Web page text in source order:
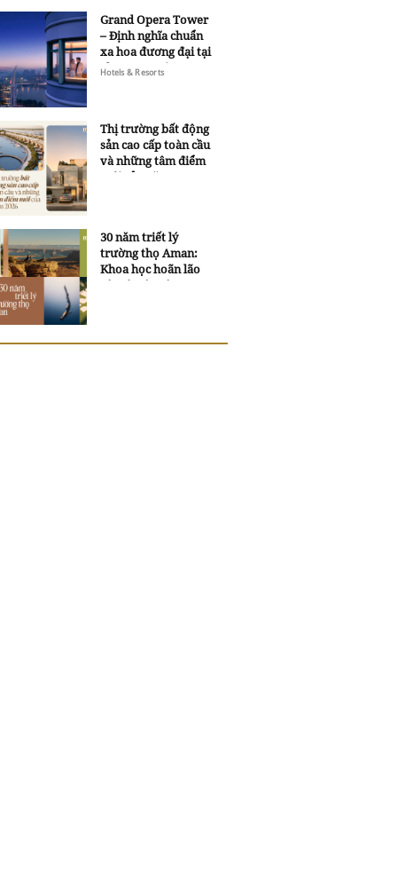
Grand Opera Tower
– Định nghĩa chuẩn
xa hoa đương đại tại
Sheraton Saigon
Hotels & Resorts
Thị trường bất động
sản cao cấp toàn cầu
và những tâm điểm
mới của năm 2026
30 năm triết lý
trường thọ Aman:
Khoa học hoãn lão
và trí tuệ ngàn xưa